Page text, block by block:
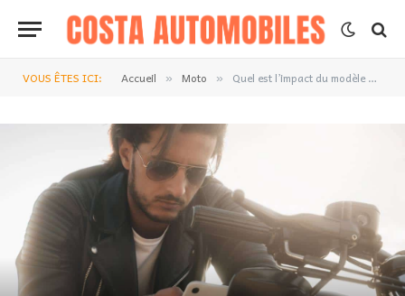
VOUS ÊTES ICI: Accueil » Moto » Quel est l’impact du modèle de votre moto sur le coût de votre assurance ?